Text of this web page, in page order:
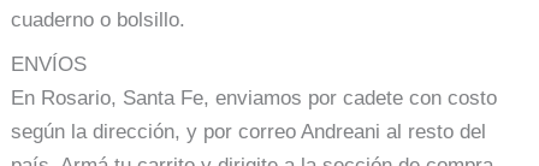
cuaderno o bolsillo.
ENVÍOS
En Rosario, Santa Fe, enviamos por cadete con costo
según la dirección, y por correo Andreani al resto del